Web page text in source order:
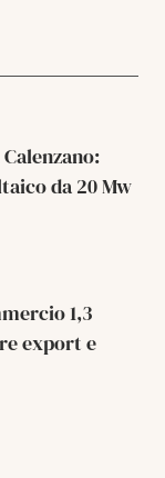
da 20 Mw
1,3
export e